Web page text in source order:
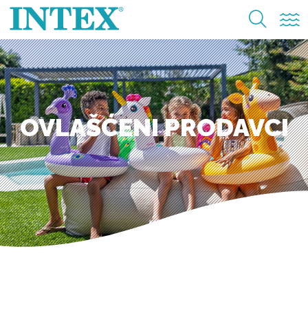
OVLAŠĆENI PRODAVCI